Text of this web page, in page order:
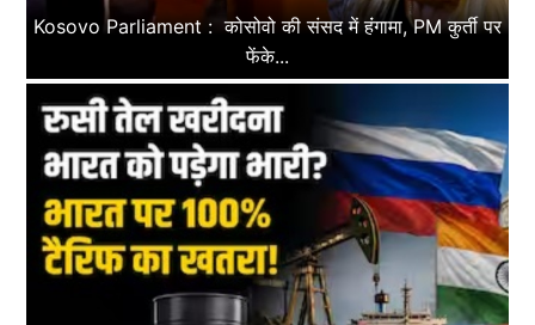
Kosovo Parliament : कोसोवो की संसद में हंंगामा, PM कुर्ती पर
फेंके...